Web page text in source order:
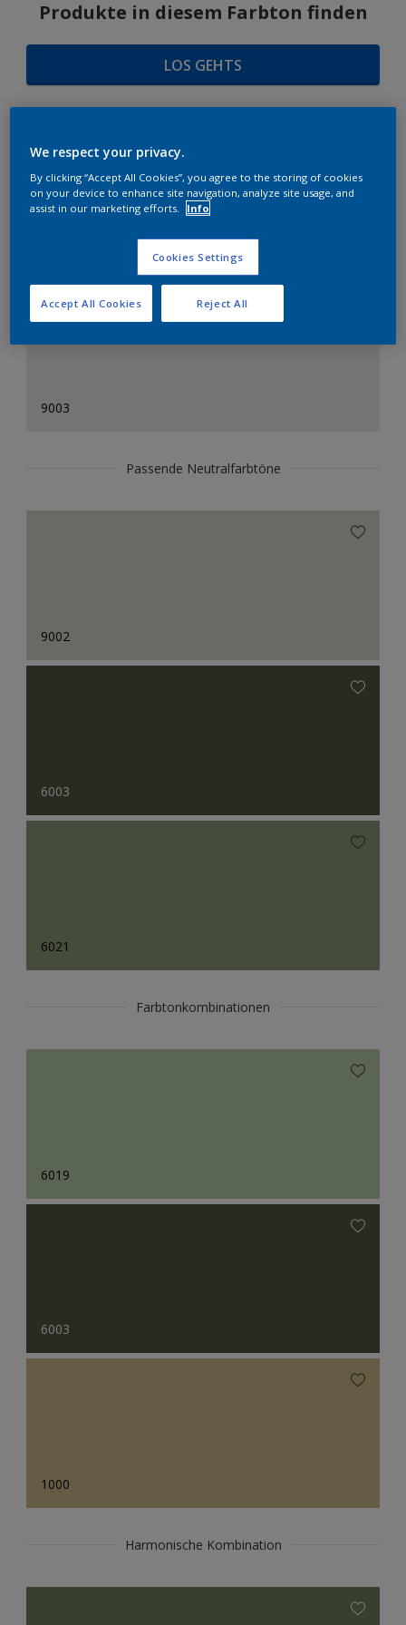
Produkte in diesem Farbton finden
LOS GEHTS
FARBAUSWAHL
Das perfekte Weiß
9003
Passende Neutralfarbtöne
9002
6003
6021
Farbtonkombinationen
6019
6003
1000
Harmonische Kombination
We respect your privacy.
By clicking “Accept All Cookies”, you agree to the storing of cookies
on your device to enhance site navigation, analyze site usage, and
assist in our marketing efforts.
Info
Cookies Settings
Reject All
Accept All Cookies